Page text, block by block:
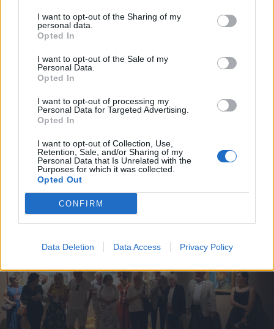
I want to opt-out of the Sharing of my
personal data.
Opted In
I want to opt-out of the Sale of my
Personal Data.
Opted In
I want to opt-out of processing my
Personal Data for Targeted Advertising.
Opted In
I want to opt-out of Collection, Use,
Retention, Sale, and/or Sharing of my
Personal Data that Is Unrelated with the
Purposes for which it was collected.
Opted Out
CONFIRM
Data Deletion Data Access Privacy Policy
Nőileg
menjünk!
A rovat további cikkei